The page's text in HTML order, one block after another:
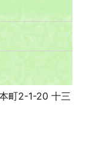
町2-1-20 十三